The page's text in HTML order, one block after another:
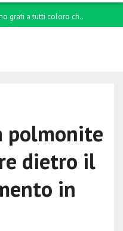
a stare al fianco
polmonite
dietro il
in